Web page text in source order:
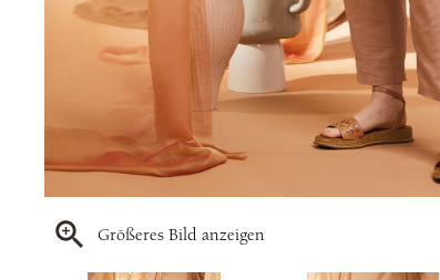
Größeres Bild anzeigen